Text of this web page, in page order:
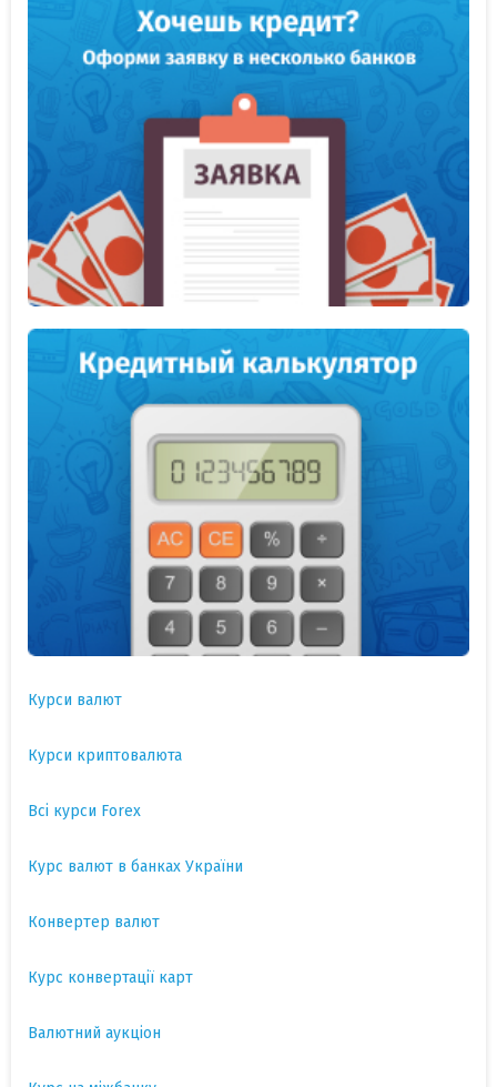
Курси валют
Курси криптовалюта
Всі курси Forex
Курс валют в банках України
Конвертер валют
Курс конвертації карт
Валютний аукціон